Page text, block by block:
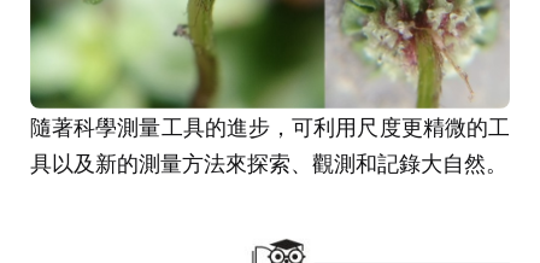
隨著科學測量工具的進步，可利用尺度更精微的工
具以及新的測量方法來探索、觀測和記錄大自然。